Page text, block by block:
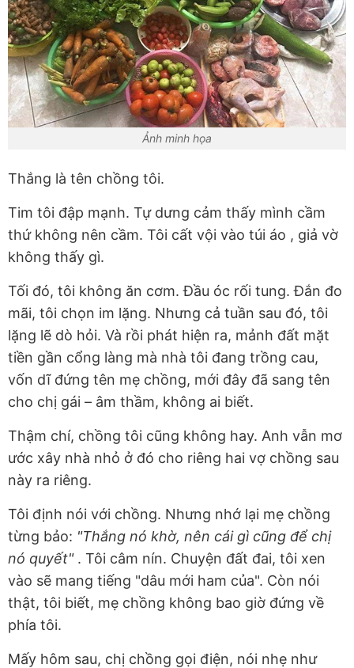
Ảnh minh họa
Thắng là tên chồng tôi.
Tim tôi đập mạnh. Tự dưng cảm thấy mình cầm
thứ không nên cầm. Tôi cất vội vào túi áo , giả vờ
không thấy gì.
Tối đó, tôi không ăn cơm. Đầu óc rối tung. Đắn đo
mãi, tôi chọn im lặng. Nhưng cả tuần sau đó, tôi
lặng lẽ dò hỏi. Và rồi phát hiện ra, mảnh đất mặt
tiền gần cổng làng mà nhà tôi đang trồng cau,
vốn dĩ đứng tên mẹ chồng, mới đây đã sang tên
cho chị gái – âm thầm, không ai biết.
Thậm chí, chồng tôi cũng không hay. Anh vẫn mơ
ước xây nhà nhỏ ở đó cho riêng hai vợ chồng sau
này ra riêng.
Tôi định nói với chồng. Nhưng nhớ lại mẹ chồng
từng bảo: "Thắng nó khờ, nên cái gì cũng để chị
nó quyết" . Tôi câm nín. Chuyện đất đai, tôi xen
vào sẽ mang tiếng "dâu mới ham của". Còn nói
thật, tôi biết, mẹ chồng không bao giờ đứng về
phía tôi.
Mấy hôm sau, chị chồng gọi điện, nói nhẹ như